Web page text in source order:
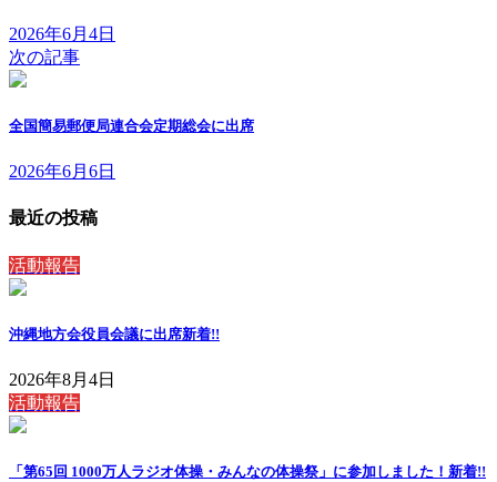
2026年6月4日
次の記事
全国簡易郵便局連合会定期総会に出席
2026年6月6日
最近の投稿
活動報告
沖縄地方会役員会議に出席新着!!
2026年8月4日
活動報告
「第65回 1000万人ラジオ体操・みんなの体操祭」に参加しました！ 新着!!